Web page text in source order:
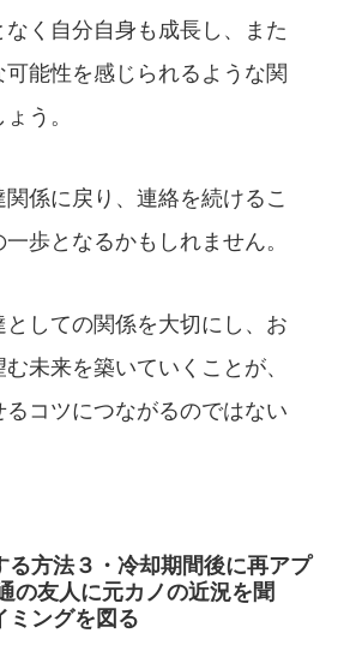
なく自分自身も成長し、また
能性を感じられるような関
う。
関係に戻り、連絡を続けるこ
歩となるかもしれません。
しての関係を大切にし、お
未来を築いていくことが、
コツにつながるのではない
る方法３・冷却期間後に再アプ
の友人に元カノの近況を聞
ミングを図る